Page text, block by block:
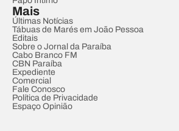
Mais
Últimas Notícias
Tábuas de Marés em João Pessoa
Editais
Sobre o Jornal da Paraíba
Cabo Branco FM
CBN Paraíba
Expediente
Comercial
Fale Conosco
Política de Privacidade
Espaço Opinião